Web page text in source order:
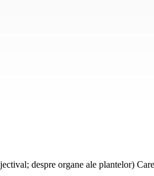
despre organe ale plantelor)